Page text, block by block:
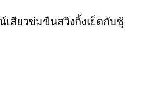
เสียวข่มขืนสวิงกิ้งเย็ดกับชู้